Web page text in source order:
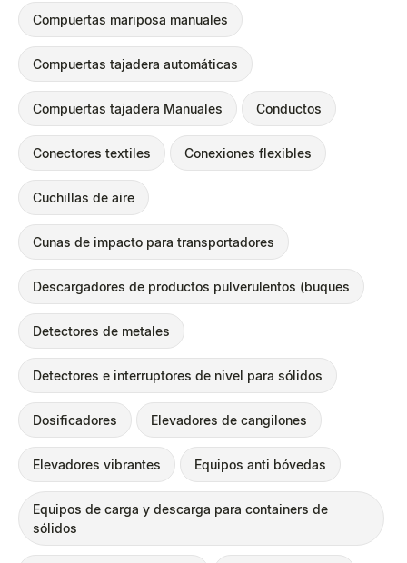
Compuertas mariposa manuales
Compuertas tajadera automáticas
Compuertas tajadera Manuales Conductos
Conectores textiles Conexiones flexibles
Cuchillas de aire
Cunas de impacto para transportadores
Descargadores de productos pulverulentos (buques
Detectores de metales
Detectores e interruptores de nivel para sólidos
Dosificadores Elevadores de cangilones
Elevadores vibrantes Equipos anti bóvedas
Equipos de carga y descarga para containers de
sólidos